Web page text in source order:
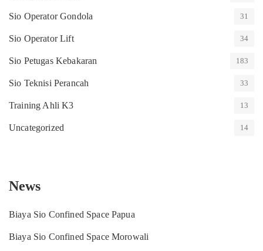
Sio Operator Gondola 31
Sio Operator Lift 34
Sio Petugas Kebakaran 183
Sio Teknisi Perancah 33
Training Ahli K3 13
Uncategorized 14
News
Biaya Sio Confined Space Papua
Biaya Sio Confined Space Morowali